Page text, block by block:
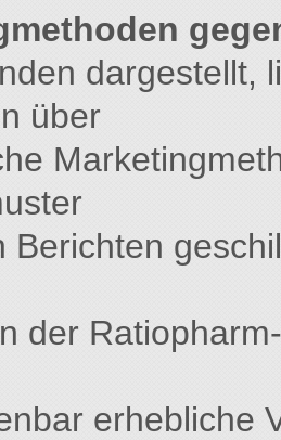
dargestellt,
über
Berichten
der
erhebliche